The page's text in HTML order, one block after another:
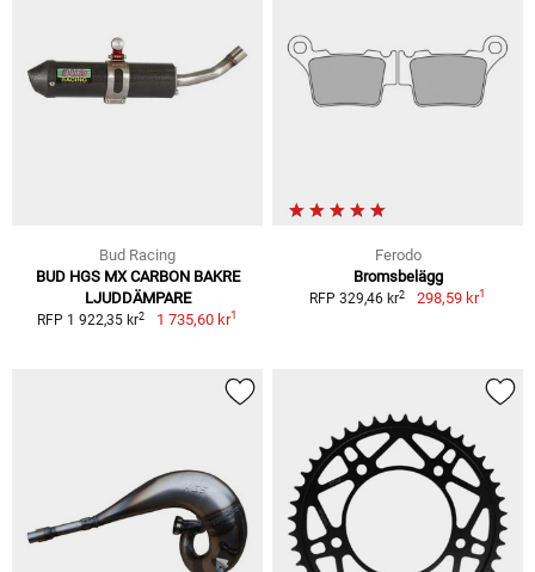
Bud Racing
BUD HGS MX CARBON BAKRE
LJUDDÄMPARE
RFP 1 922,35 kr2 1 735,60 kr1
Ferodo
Bromsbelägg
RFP 329,46 kr2 298,59 kr1